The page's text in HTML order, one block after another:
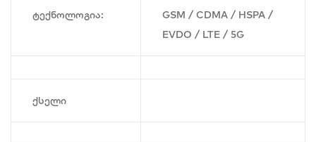
ტექნოლოგია:
GSM / CDMA / HSPA /
EVDO / LTE / 5G
ქსელი